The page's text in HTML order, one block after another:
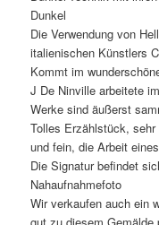
Dunkel
Die Verwendung von
italienischen Künstlers
Kommt im
J De Ninville arbeitete
Werke sind äußerst
Tolles Erzählstück,
und fein, die Arbeit
Die Signatur befindet
Nahaufnahmefoto
Wir verkaufen auch ein